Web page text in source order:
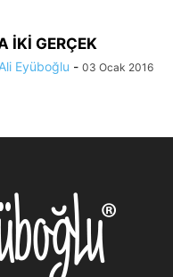
İKİ GERÇEK
Ali Eyüboğlu - 03 Ocak 2016